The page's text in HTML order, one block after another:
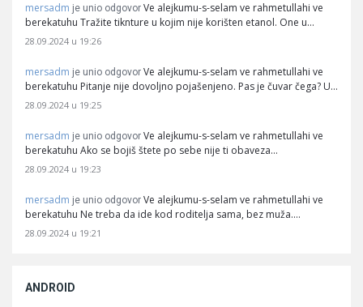
mersadm je unio odgovor Ve alejkumu-s-selam ve rahmetullahi ve
berekatuhu Tražite tiknture u kojim nije korišten etanol. One u…
28.09.2024 u 19:26
mersadm je unio odgovor Ve alejkumu-s-selam ve rahmetullahi ve
berekatuhu Pitanje nije dovoljno pojašenjeno. Pas je čuvar čega? U…
28.09.2024 u 19:25
mersadm je unio odgovor Ve alejkumu-s-selam ve rahmetullahi ve
berekatuhu Ako se bojiš štete po sebe nije ti obaveza…
28.09.2024 u 19:23
mersadm je unio odgovor Ve alejkumu-s-selam ve rahmetullahi ve
berekatuhu Ne treba da ide kod roditelja sama, bez muža.…
28.09.2024 u 19:21
ANDROID